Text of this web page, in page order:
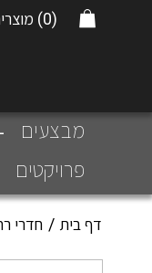
(0)
מבצעים
פרויקטים
דף בית חדרי